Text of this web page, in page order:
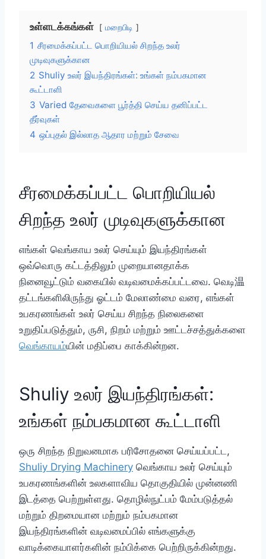
உள்ளடக்கங்கள் மறைபிடி
1 சீரமைக்கப்பட்ட பொறியியல் சிறந்த உலர்
முடிவுகளுக்கான
2 Shuliy உலர் இயந்திரங்கள்: உங்கள் நம்பகமான
கூட்டாளி
3 Varied தேவைகளை பூர்த்தி செய்ய தனிப்பட்ட
தீர்வுகள்
4 ஒப்புதல் இல்லாத ஆதார மற்றும் சேவை
சீரமைக்கப்பட்ட பொறியியல்
சிறந்த உலர் முடிவுகளுக்கான
எங்கள் வெங்காய உலர் செய்யும் இயந்திரங்கள்
ஒவ்வொரு கட்டத்திலும் முறையானதாக்க
நினைவூட்டும் வகையில் வடிவமைக்கப்பட்டவை. வெடி温
தட்டங்களிலிருந்து ஓட்டம் மேலாண்மை வரை, எங்கள்
உபகரணங்கள் உலர் செய்ய சிறந்த நிலைகளை
உறுதிப்படுத்தும், ருசி, நிறம் மற்றும் ஊட்டச்சத்துக்களை
வெங்காயம்யின் மதிப்பை காக்கின்றன.
Shuliy உலர் இயந்திரங்கள்:
உங்கள் நம்பகமான கூட்டாளி
ஒரு சிறந்த நிறுவனமாக பரிசோதனை செய்யப்பட்ட,
Shuliy Drying Machinery வெங்காய உலர் செய்யும்
உபகரணங்களின் உலகளாவிய தொகுதியில் முன்னணி
இடத்தை பெற்றுள்ளது. தொழில்நுட்பம் மேம்படுத்தல்
மற்றும் திறமையான மற்றும் நம்பகமான
இயந்திரங்களின் வடிவமைப்பில் எங்களுக்கு
வாடிக்கையாளர்களின் நம்பிக்கை பெற்றிருக்கின்றது.